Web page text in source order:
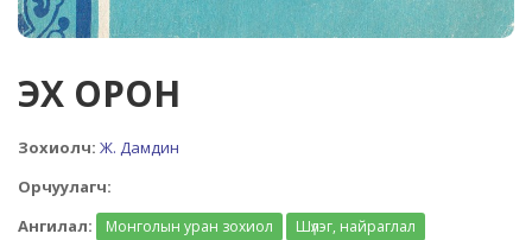
ЭХ ОРОН
Зохиолч: Ж. Дамдин
Орчуулагч:
Ангилал:
Монголын уран зохиол Шүлэг, найраглал